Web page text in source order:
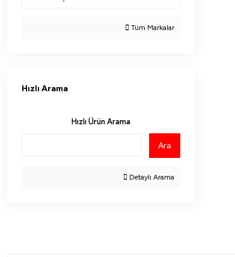
Tüm Markalar
Hızlı Arama
Hızlı Ürün Arama
Ara
Detaylı Arama